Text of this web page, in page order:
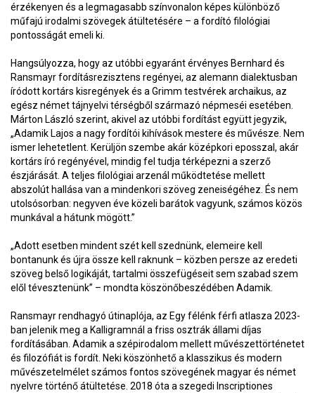
érzékenyen és a legmagasabb színvonalon képes különböző
műfajú irodalmi szövegek átültetésére – a fordító filológiai
pontosságát emeli ki.
Hangsúlyozza, hogy az utóbbi egyaránt érvényes Bernhard és
Ransmayr fordításrezisztens regényei, az alemann dialektusban
íródott kortárs kisregények és a Grimm testvérek archaikus, az
egész német tájnyelvi térségből származó népmeséi esetében.
Márton László szerint, akivel az utóbbi fordítást együtt jegyzik,
„Adamik Lajos a nagy fordítói kihívások mestere és művésze. Nem
ismer lehetetlent. Kerüljön szembe akár középkori eposszal, akár
kortárs író regényével, mindig fel tudja térképezni a szerző
észjárását. A teljes filológiai arzenál működtetése mellett
abszolút hallása van a mindenkori szöveg zeneiségéhez. És nem
utolsósorban: negyven éve közeli barátok vagyunk, számos közös
munkával a hátunk mögött.”
„Adott esetben mindent szét kell szednünk, elemeire kell
bontanunk és újra össze kell raknunk – közben persze az eredeti
szöveg belső logikáját, tartalmi összefügéseit sem szabad szem
elől tévesztenünk” – mondta köszönőbeszédében Adamik.
Ransmayr rendhagyó útinaplója, az Egy félénk férfi atlasza 2023-
ban jelenik meg a Kalligramnál a friss osztrák állami díjas
fordításában. Adamik a szépirodalom mellett művészettörténetet
és filozófiát is fordít. Neki köszönhető a klasszikus és modern
művészetelmélet számos fontos szövegének magyar és német
nyelvre történő átültetése. 2018 óta a szegedi Inscriptiones